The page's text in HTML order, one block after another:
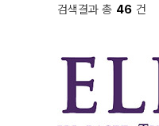
검색결과 총 46 건